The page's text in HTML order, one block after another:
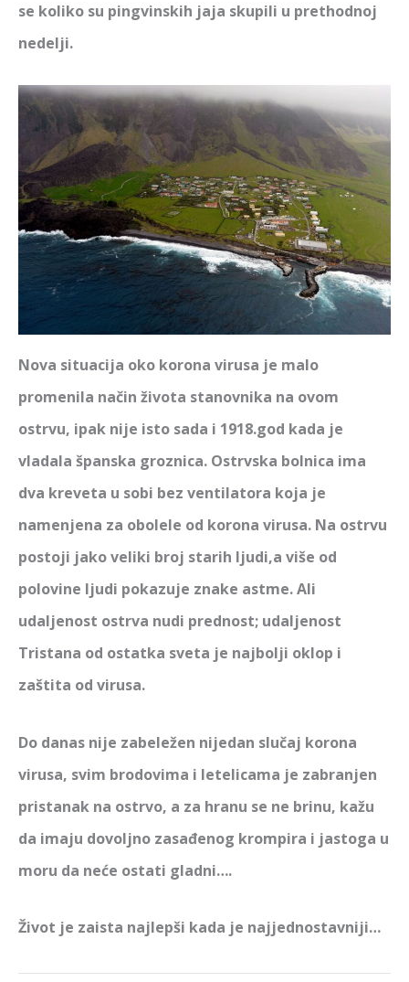
se koliko su pingvinskih jaja skupili u prethodnoj
nedelji.
Nova situacija oko korona virusa je malo
promenila način života stanovnika na ovom
ostrvu, ipak nije isto sada i 1918.god kada je
vladala španska groznica. Ostrvska bolnica ima
dva kreveta u sobi bez ventilatora koja je
namenjena za obolele od korona virusa. Na ostrvu
postoji jako veliki broj starih ljudi,a više od
polovine ljudi pokazuje znake astme. Ali
udaljenost ostrva nudi prednost; udaljenost
Tristana od ostatka sveta je najbolji oklop i
zaštita od virusa.
Do danas nije zabeležen nijedan slučaj korona
virusa, svim brodovima i letelicama je zabranjen
pristanak na ostrvo, a za hranu se ne brinu, kažu
da imaju dovoljno zasađenog krompira i jastoga u
moru da neće ostati gladni….
Život je zaista najlepši kada je najjednostavniji…